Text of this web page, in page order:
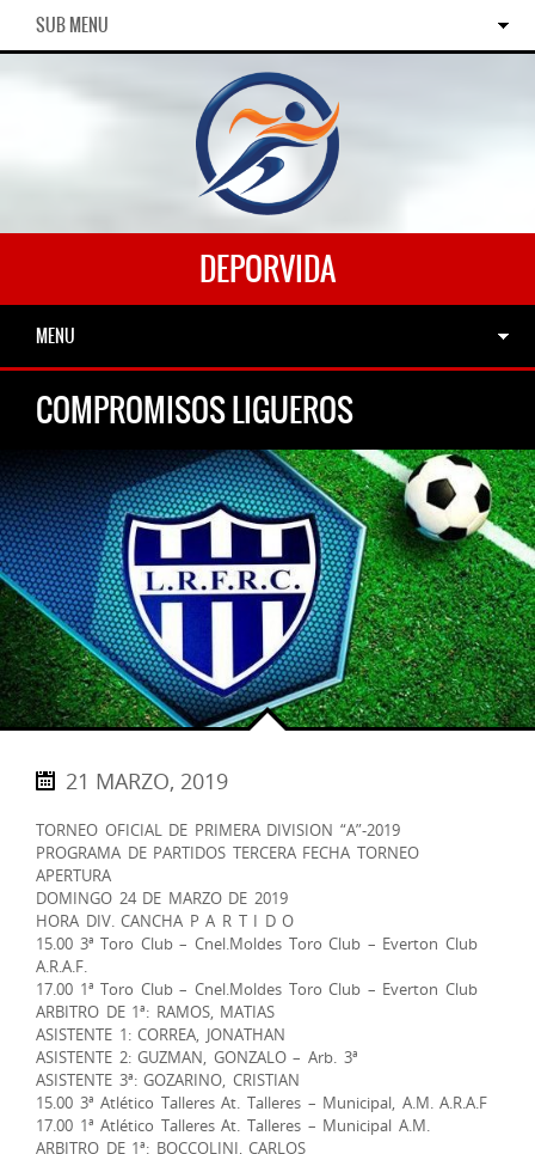
SUB MENU
DEPORVIDA
MENU
COMPROMISOS LIGUEROS
21 MARZO, 2019
TORNEO OFICIAL DE PRIMERA DIVISION “A”-2019
PROGRAMA DE PARTIDOS TERCERA FECHA TORNEO
APERTURA
DOMINGO 24 DE MARZO DE 2019
HORA DIV. CANCHA P A R T I D O
15.00 3ª Toro Club – Cnel.Moldes Toro Club – Everton Club
A.R.A.F.
17.00 1ª Toro Club – Cnel.Moldes Toro Club – Everton Club
ARBITRO DE 1ª: RAMOS, MATIAS
ASISTENTE 1: CORREA, JONATHAN
ASISTENTE 2: GUZMAN, GONZALO – Arb. 3ª
ASISTENTE 3ª: GOZARINO, CRISTIAN
15.00 3ª Atlético Talleres At. Talleres – Municipal, A.M. A.R.A.F
17.00 1ª Atlético Talleres At. Talleres – Municipal A.M.
ARBITRO DE 1ª: BOCCOLINI, CARLOS